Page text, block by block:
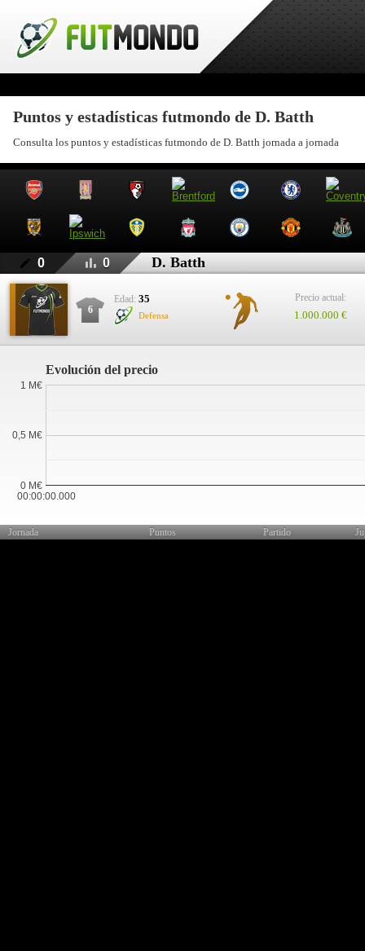
Puntos y estadísticas futmondo de D. Batth
Consulta los puntos y estadísticas futmondo de D. Batth jornada a jornada
0 0 D. Batth
6
Edad: 35
Defensa
Precio actual:
1.000.000 €
Evolución del precio
00:00:00.000
0 M€
0,5 M€
1 M€
Jornada Puntos Partido